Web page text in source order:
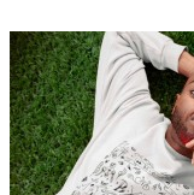
Aperçu rapide
Blanc Gris Noir